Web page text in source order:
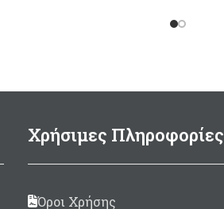
καταλύτης 10ml)
καταλύτης 30ml)
Χρήσιμες Πληροφορίες
Όροι Χρήσης